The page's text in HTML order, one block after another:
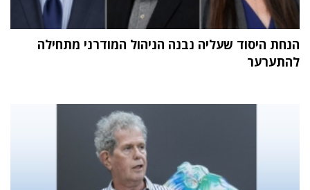
הנחת היסוד שעליה נבנה הניהול המודרני מתחילה
להתערער